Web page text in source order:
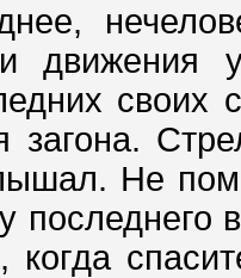
движения
загона.
Не
последнего
когда